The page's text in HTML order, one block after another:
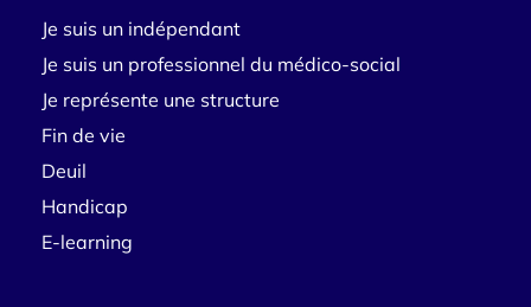
Je suis un indépendant
Je suis un professionnel du médico-social
Je représente une structure
Fin de vie
Deuil
Handicap
E-learning